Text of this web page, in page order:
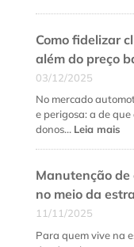
qual
diferença
fundamental
e
quando
serviço?
Como fidelizar
além do preço
03/12/2025
No mercado
e perigosa: a de
donos… Leia mais:
na
Manutenção
no meio da
11/11/2025
Para quem vive na